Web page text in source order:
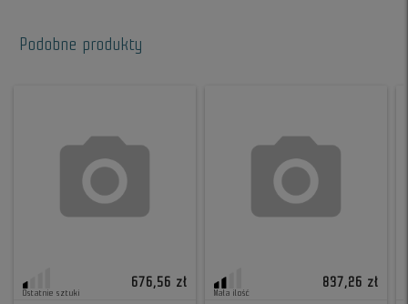
Podobne produkty
Ostatnie sztuki
676,56 zł
Mała ilość
837,26 zł